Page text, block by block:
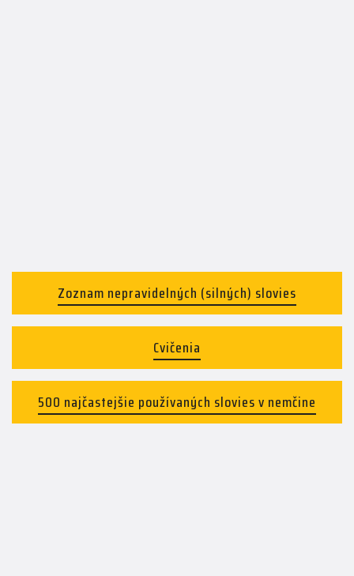
Zoznam nepravidelných (silných) slovies
Cvičenia
500 najčastejšie používaných slovies v nemčine